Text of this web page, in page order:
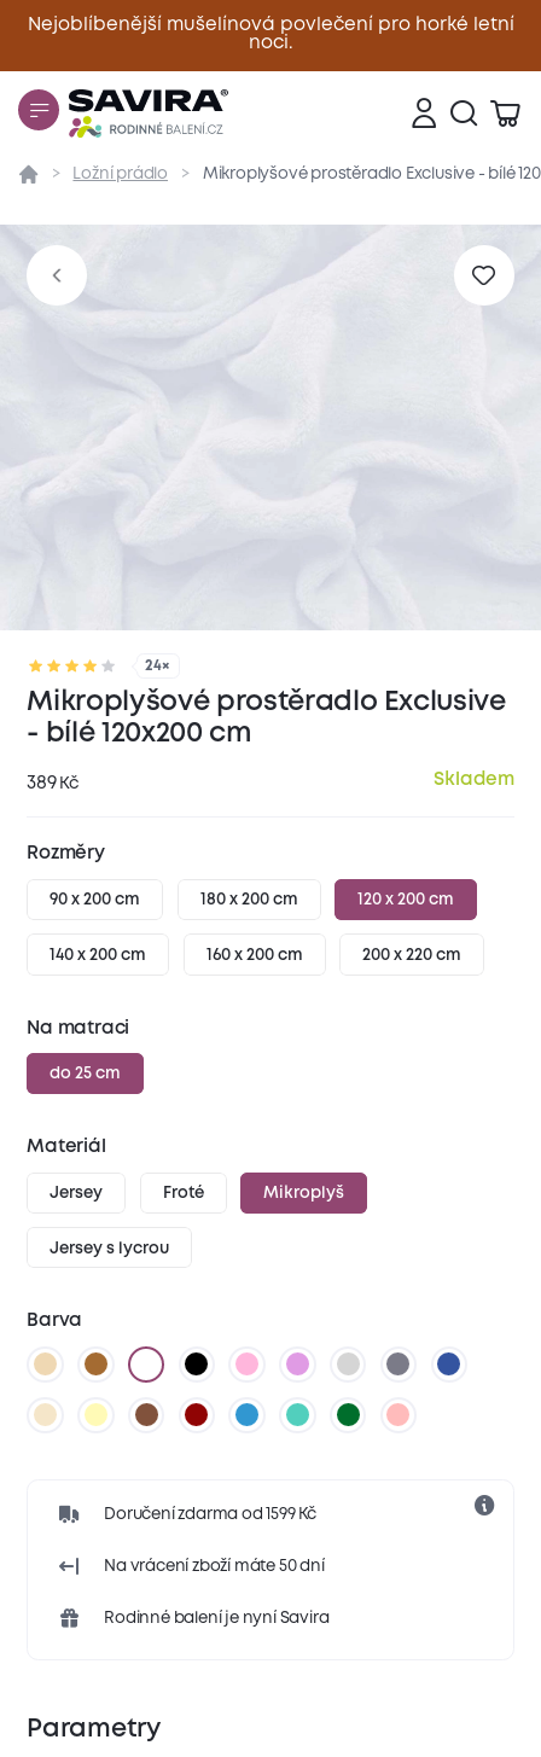
Nejoblíbenější mušelínová povlečení pro horké letní
noci.
Zavřít
Přehled Parametry Popis produktu Materiál
Ložní prádlo Mikroplyšové prostěradlo Exclusive - bílé
24×
Mikroplyšové prostěradlo Exclusive
- bílé 120x200 cm
389 Kč Skladem
Rozměry
90 x 200 cm 180 x 200 cm 120 x 200 cm
140 x 200 cm 160 x 200 cm 200 x 220 cm
Na matraci
do 25 cm
Materiál
Jersey Froté Mikroplyš
Jersey s lycrou
Barva
Doručení zdarma od 1599 Kč
Na vrácení zboží máte 50 dní
Rodinné balení je nyní Savira
Parametry